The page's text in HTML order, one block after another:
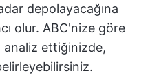
depolayacağına
olur. ABC'nize göre
analiz ettiğinizde,